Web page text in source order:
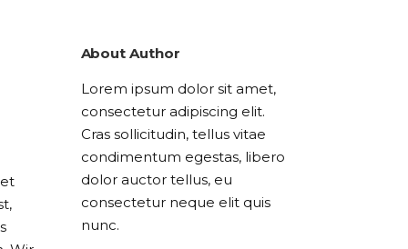
Lists
Title & Subtitle
About Author
Lorem ipsum dolor sit amet,
consectetur adipiscing elit.
Cras sollicitudin, tellus vitae
condimentum egestas, libero
dolor auctor tellus, eu
consectetur neque elit quis
nunc.